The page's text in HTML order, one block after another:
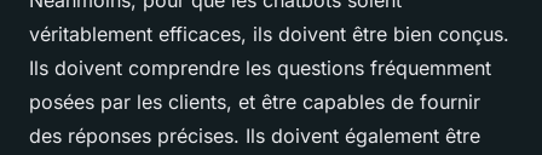
véritablement efficaces, ils doivent être bien conçus.
Ils doivent comprendre les questions fréquemment
posées par les clients, et être capables de fournir
des réponses précises. Ils doivent également être